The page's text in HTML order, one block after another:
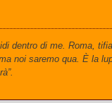
dentro di me. Roma,
noi saremo qua. È la